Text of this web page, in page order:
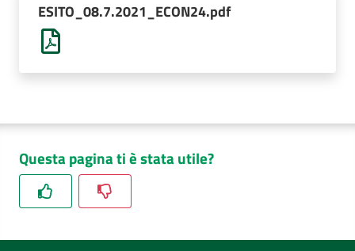
ESITO_08.7.2021_ECON24.pdf
Questa pagina ti è stata utile?